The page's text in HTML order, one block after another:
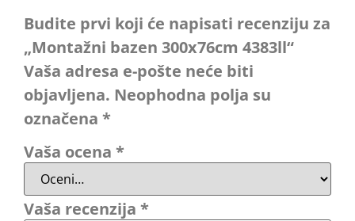
Budite prvi koji će napisati recenziju za
„Montažni bazen 300x76cm 4383ll“
Vaša adresa e-pošte neće biti
objavljena. Neophodna polja su
označena *
Vaša ocena *
Vaša recenzija *